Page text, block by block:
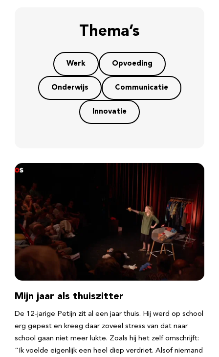
Thema’s
Werk Opvoeding
Onderwijs Communicatie
Innovatie
Mijn jaar als thuiszitter
De 12-jarige Petijn zit al een jaar thuis. Hij werd op school
erg gepest en kreeg daar zoveel stress van dat naar
school gaan niet meer lukte. Zoals hij het zelf omschrijft:
“Ik voelde eigenlijk een heel diep verdriet. Alsof niemand